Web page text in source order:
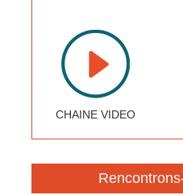
CHAINE VIDEO